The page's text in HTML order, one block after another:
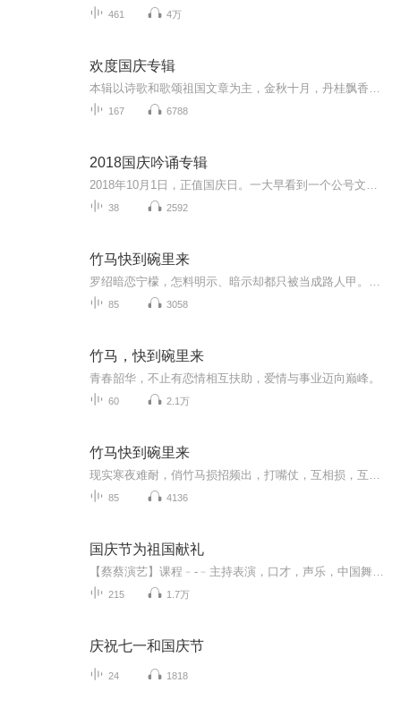
461 4万
欢度国庆专辑
167 6788
2018国庆吟诵专辑
38 2592
竹马快到碗里来
85 3058
竹马，快到碗里来
青春韶华，不止有恋情相互扶助，爱情与事业迈向巅峰。
60 2.1万
竹马快到碗里来
85 4136
国庆节为祖国献礼
215 1.7万
庆祝七一和国庆节
24 1818